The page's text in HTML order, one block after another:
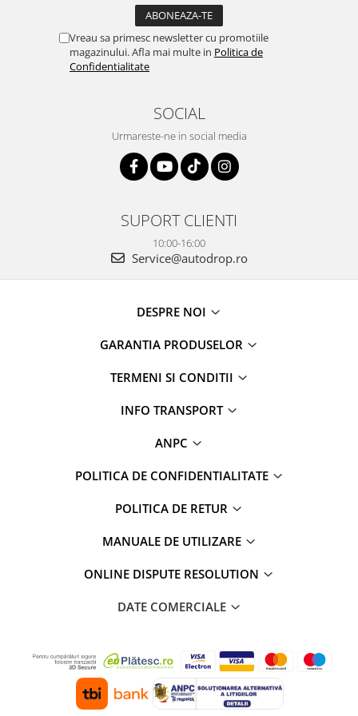
Vreau sa primesc newsletter cu promotiile
magazinului. Afla mai multe in Politica de
Confidentialitate
SOCIAL
Urmareste-ne in social media
SUPORT CLIENTI
10:00-16:00
Service@autodrop.ro
DESPRE NOI
GARANTIA PRODUSELOR
TERMENI SI CONDITII
INFO TRANSPORT
ANPC
POLITICA DE CONFIDENTIALITATE
POLITICA DE RETUR
MANUALE DE UTILIZARE
ONLINE DISPUTE RESOLUTION
DATE COMERCIALE